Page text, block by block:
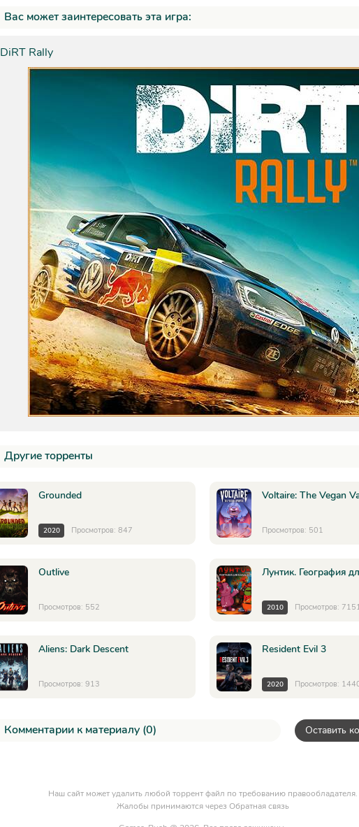
Вас может заинтересовать эта игра:
DiRT Rally
Другие торренты
Grounded
2020 Просмотров: 847
Voltaire: The Vegan
Просмотров: 501
Outlive
Просмотров: 552
Лунтик. География
2010 Просмотров:
Aliens: Dark Descent
Просмотров: 913
Resident Evil 3
2020 Просмотров:
Комментарии к материалу (0) Оставить
Наш сайт может удалить любой торрент файл по требованию правообладателя.
Жалобы принимаются через Обратная связь